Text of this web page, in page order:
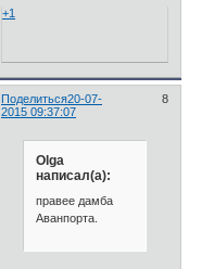
+1
Поделиться 8
20-07-
2015 09:37:07
Olga
написал(а):
правее дамба
Аванпорта.